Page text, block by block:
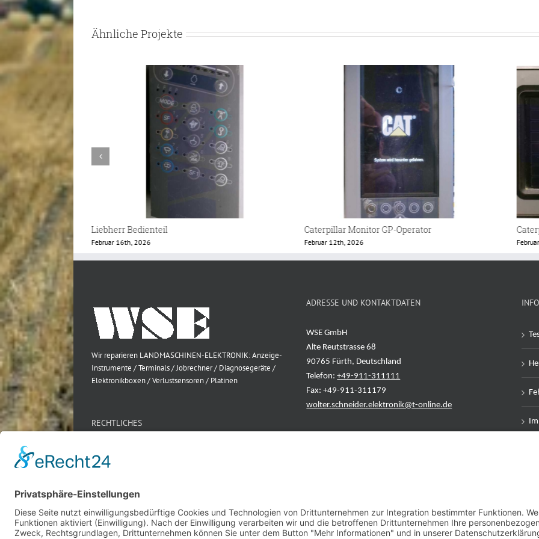
Ähnliche Projekte
Caterpillar Monitor GP-Operator
Februar 12th, 2026
Caterpillar Lader 438 Terminal
Februar 12th, 2026
Wir reparieren LANDMASCHINEN-ELEKTRONIK: Anzeige-
Instrumente / Terminals / Jobrechner / Diagnosegeräte /
Elektronikboxen / Verlustsensoren / Platinen
RECHTLICHES
Impressum
AGB
ADRESSE UND KONTAKTDATEN
WSE GmbH
Alte Reutstrasse 68
90765 Fürth, Deutschland
Telefon:+49-911-311111
Fax: +49-911-311179
wolter.schneider.elektronik@t-online.de